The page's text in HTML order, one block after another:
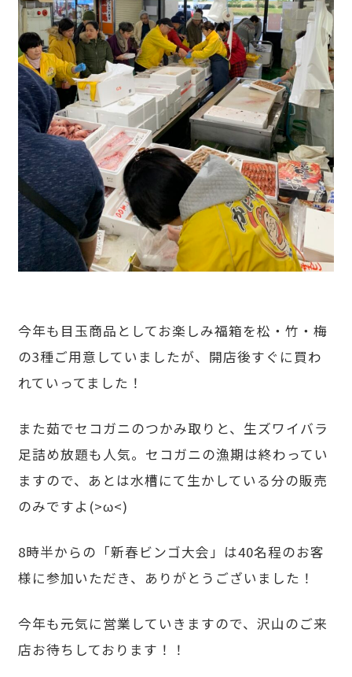
今年も目玉商品としてお楽しみ福箱を松・竹・梅
の3種ご用意していましたが、開店後すぐに買わ
れていってました！
また茹でセコガニのつかみ取りと、生ズワイバラ
足詰め放題も人気。セコガニの漁期は終わってい
ますので、あとは水槽にて生かしている分の販売
のみですよ(>ω<)
8時半からの「新春ビンゴ大会」は40名程のお客
様に参加いただき、ありがとうございました！
今年も元気に営業していきますので、沢山のご来
店お待ちしております！！